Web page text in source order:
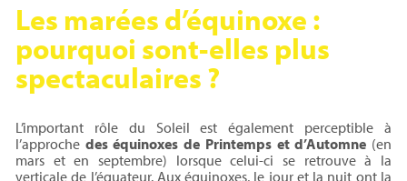
Les marées d’équinoxe :
pourquoi sont-elles plus
spectaculaires ?
L’important rôle du Soleil est également perceptible à
l’approche des équinoxes de Printemps et d’Automne (en
mars et en septembre) lorsque celui-ci se retrouve à la
verticale de l’équateur. Aux équinoxes, le jour et la nuit ont la